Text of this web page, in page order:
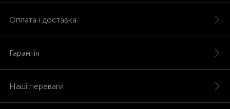
Оплата і доставка
Гарантія
Наші переваги